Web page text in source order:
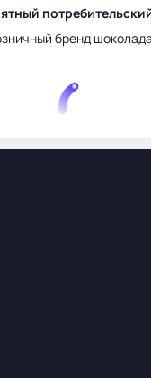
бренд